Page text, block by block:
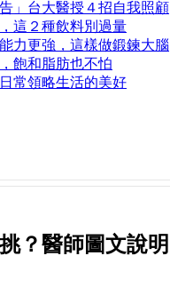
」台大醫授４招自我照顧
這２種飲料別過量
力更強，這樣做鍛鍊大腦
飽和脂肪也不怕
常領略生活的美好
？醫師圖文說明